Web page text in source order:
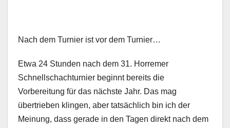
Nach dem Turnier ist vor dem Turnier…
Etwa 24 Stunden nach dem 31. Horremer
Schnellschachturnier beginnt bereits die
Vorbereitung für das nächste Jahr. Das mag
übertrieben klingen, aber tatsächlich bin ich der
Meinung, dass gerade in den Tagen direkt nach dem